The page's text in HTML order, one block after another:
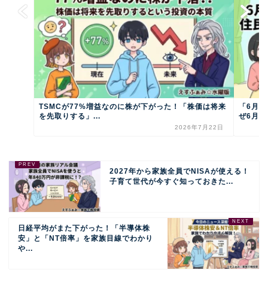
TSMCが77%増益なのに株が下がった！「株価は将来
を先取りする」...
2026年7月22日
「6月
ぜ6月
2027年から家族全員でNISAが使える！
子育て世代が今すぐ知っておきた...
日経平均がまた下がった！「半導体株
安」と「NT倍率」を家族目線でわかり
や...